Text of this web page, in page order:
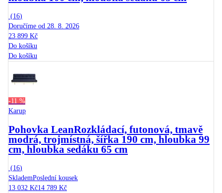
(16)
Doručíme od 28. 8. 2026
23 899 Kč
Do košíku
Do košíku
-11 %
Karup
Pohovka LeanRozkládací, futonová, tmavě
modrá, trojmístná, šířka 190 cm, hloubka 99
cm, hloubka sedáku 65 cm
(16)
SklademPoslední kousek
13 032 Kč14 789 Kč